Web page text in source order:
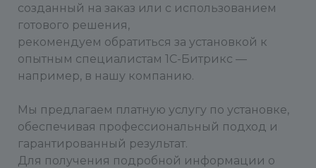
созданный на заказ или с использованием
готового решения,
рекомендуем обратиться за установкой к
опытным специалистам 1С-Битрикс —
например, в нашу компанию.
Мы предлагаем платную услугу по установке,
обеспечивая профессиональный подход и
гарантированный результат.
Для получения подробной информации о